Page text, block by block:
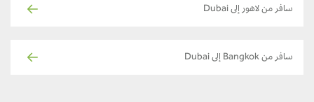
سافر من لاهور إلى Dubai
سافر من Bangkok إلى Dubai